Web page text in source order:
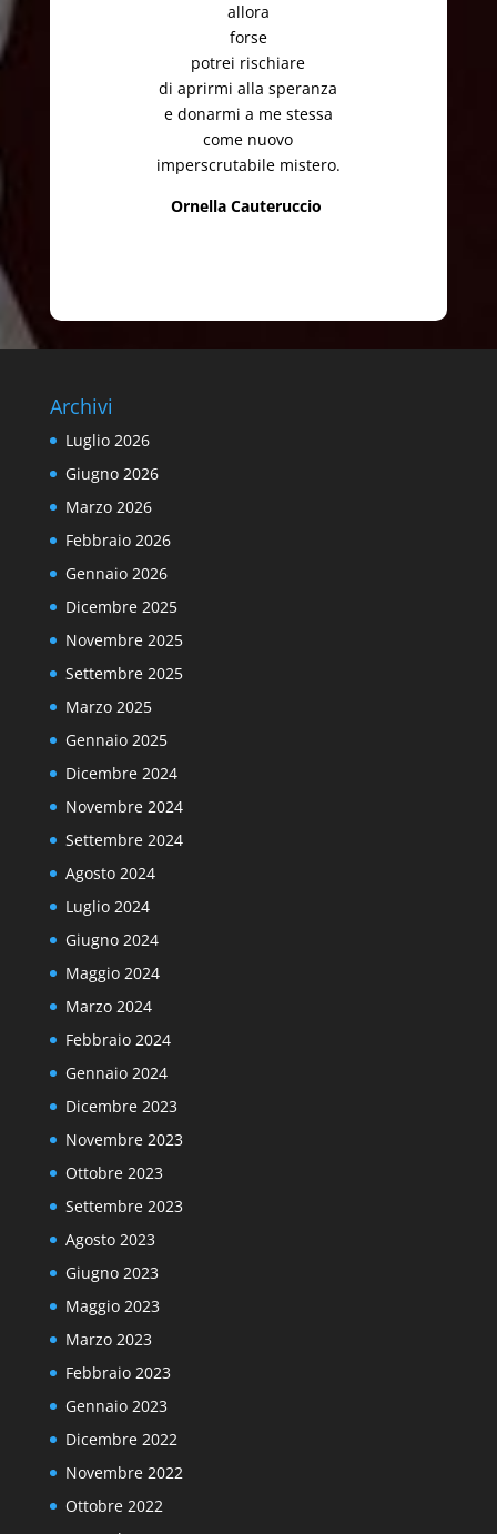
allora
forse
potrei rischiare
di aprirmi alla speranza
e donarmi a me stessa
come nuovo
imperscrutabile mistero.
Ornella Cauteruccio
Archivi
Luglio 2026
Giugno 2026
Marzo 2026
Febbraio 2026
Gennaio 2026
Dicembre 2025
Novembre 2025
Settembre 2025
Marzo 2025
Gennaio 2025
Dicembre 2024
Novembre 2024
Settembre 2024
Agosto 2024
Luglio 2024
Giugno 2024
Maggio 2024
Marzo 2024
Febbraio 2024
Gennaio 2024
Dicembre 2023
Novembre 2023
Ottobre 2023
Settembre 2023
Agosto 2023
Giugno 2023
Maggio 2023
Marzo 2023
Febbraio 2023
Gennaio 2023
Dicembre 2022
Novembre 2022
Ottobre 2022